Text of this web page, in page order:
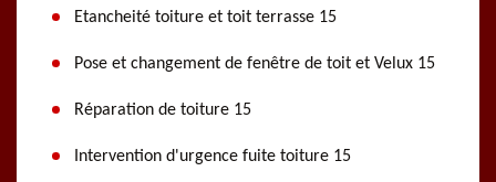
Etancheité toiture et toit terrasse 15
Pose et changement de fenêtre de toit et Velux 15
Réparation de toiture 15
Intervention d'urgence fuite toiture 15